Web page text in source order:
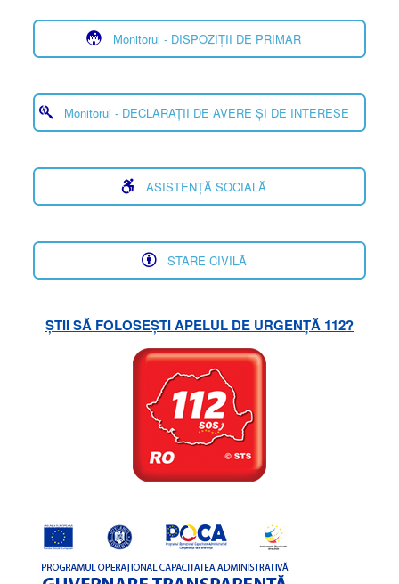
Monitorul - DISPOZIȚII DE PRIMAR
Monitorul - DECLARAȚII DE AVERE ȘI DE INTERESE
ASISTENȚĂ SOCIALĂ
STARE CIVILĂ
ȘTII SĂ FOLOSEȘTI APELUL DE URGENȚĂ 112?